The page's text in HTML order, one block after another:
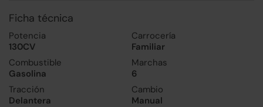
Ficha técnica
Potencia
130CV
Carrocería
Familiar
Combustible
Gasolina
Marchas
6
Tracción
Delantera
Cambio
Manual